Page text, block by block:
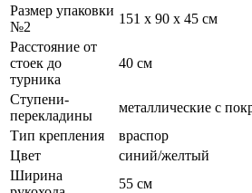
Размер упаковки
№2
151 х 90 х 45 см
Расстояние от
стоек до
турника
40 см
Ступени-
перекладины
металлические с
Тип крепления
враспор
Цвет
синий/желтый
Ширина
55 см